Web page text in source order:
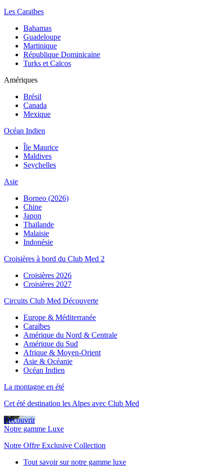
Les Caraïbes
Bahamas
Guadeloupe
Martinique
République Dominicaine
Turks et Caïcos
Amériques
Brésil
Canada
Mexique
Océan Indien
Île Maurice
Maldives
Seychelles
Asie
Borneo (2026)
Chine
Japon
Thaïlande
Malaisie
Indonésie
Croisières à bord du Club Med 2
Croisières 2026
Croisières 2027
Circuits Club Med Découverte
Europe & Méditerranée
Caraïbes
Amérique du Nord & Centrale
Amérique du Sud
Afrique & Moyen-Orient
Asie & Océanie
Océan Indien
La montagne en été
Cet été destination les Alpes avec Club Med
Découvrir
Notre gamme Luxe
Notre Offre Exclusive Collection
Tout savoir sur notre gamme luxe